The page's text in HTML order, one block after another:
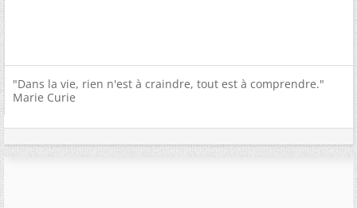
"Dans la vie, rien n'est à craindre, tout est à comprendre."
Marie Curie